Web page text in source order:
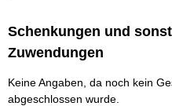
Schenkungen und
Zuwendungen
Keine Angaben, da noch kein
abgeschlossen wurde.